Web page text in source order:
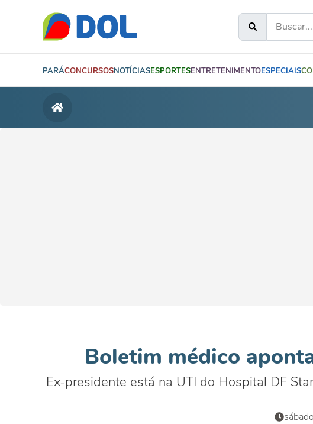
PARÁCONCURSOSNOTÍCIASESPORTESENTRETENIMENTOESPECIAIS
Boletim médico
Ex-presidente está na UTI do Hospital DF